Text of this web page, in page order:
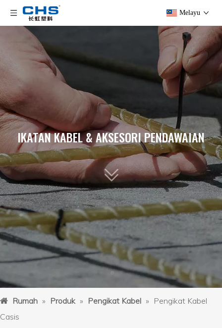
Melayu
IKATAN KABEL & AKSESORI PENDAWAIAN
Rumah » Produk » Pengikat Kabel » Pengikat Kabel
Casis